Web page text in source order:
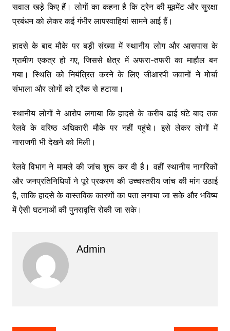
सवाल खड़े किए हैं। लोगों का कहना है कि ट्रेन की मूवमेंट और सुरक्षा
प्रबंधन को लेकर कई गंभीर लापरवाहियां सामने आई हैं।
हादसे के बाद मौके पर बड़ी संख्या में स्थानीय लोग और आसपास के
ग्रामीण एकत्र हो गए, जिससे क्षेत्र में अफरा-तफरी का माहौल बन
गया। स्थिति को नियंत्रित करने के लिए जीआरपी जवानों ने मोर्चा
संभाला और लोगों को ट्रैक से हटाया।
स्थानीय लोगों ने आरोप लगाया कि हादसे के करीब ढाई घंटे बाद तक
रेलवे के वरिष्ठ अधिकारी मौके पर नहीं पहुंचे। इसे लेकर लोगों में
नाराजगी भी देखने को मिली।
रेलवे विभाग ने मामले की जांच शुरू कर दी है। वहीं स्थानीय नागरिकों
और जनप्रतिनिधियों ने पूरे प्रकरण की उच्चस्तरीय जांच की मांग उठाई
है, ताकि हादसे के वास्तविक कारणों का पता लगाया जा सके और भविष्य
में ऐसी घटनाओं की पुनरावृत्ति रोकी जा सके।
Admin